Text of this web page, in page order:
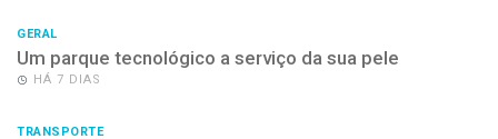
GERAL
Um parque tecnológico a serviço da sua pele
HÁ 7 DIAS
TRANSPORTE